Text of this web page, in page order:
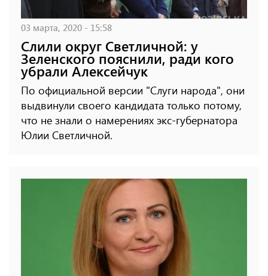
03 марта, 2020 - 15:58
Слили округ Светличной: у
Зеленского пояснили, ради кого
убрали Алексейчук
По официальной версии "Слуги народа", они
выдвинули своего кандидата только потому,
что не знали о намерениях экс-губернатора
Юлии Светличной.